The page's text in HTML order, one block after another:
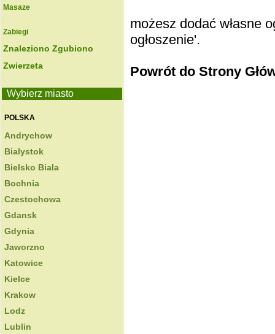
Masaze
Zabiegi
Znaleziono Zgubiono
Zwierzeta
Wybierz miasto
POLSKA
Andrychow
Bialystok
Bielsko Biala
Bochnia
Czestochowa
Gdansk
Gdynia
Jaworzno
Katowice
Kielce
Krakow
Lodz
Lublin
możesz dodać własne
ogłoszenie'.
Powrót do Strony